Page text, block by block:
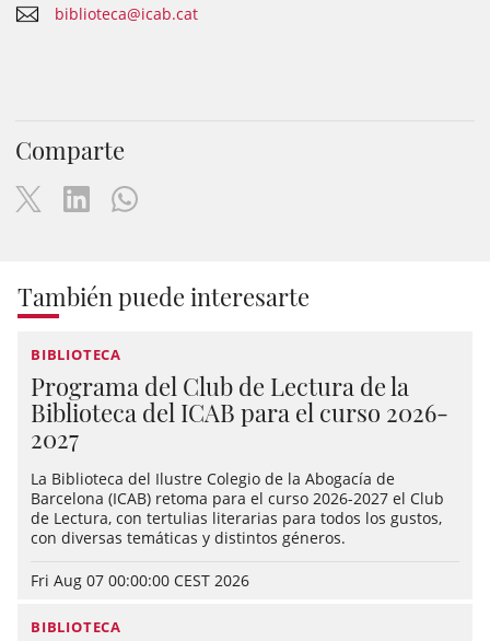
biblioteca@icab.cat
Comparte
También puede interesarte
BIBLIOTECA
Programa del Club de Lectura de la
Biblioteca del ICAB para el curso 2026-
2027
La Biblioteca del Ilustre Colegio de la Abogacía de
Barcelona (ICAB) retoma para el curso 2026-2027 el Club
de Lectura, con tertulias literarias para todos los gustos,
con diversas temáticas y distintos géneros.
Fri Aug 07 00:00:00 CEST 2026
BIBLIOTECA